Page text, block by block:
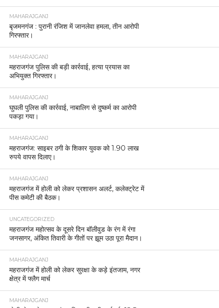
MAHARAJGANJ
बृजमनगंज : पुरानी रंजिश में जानलेवा हमला, तीन आरोपी
गिरफ्तार।
MAHARAJGANJ
महराजगंज पुलिस की बड़ी कार्रवाई, हत्या प्रयास का
अभियुक्त गिरफ्तार।
MAHARAJGANJ
घुघली पुलिस की कार्रवाई, नाबालिग से दुष्कर्म का आरोपी
पकड़ा गया।
MAHARAJGANJ
महराजगंज: साइबर ठगी के शिकार युवक को 1.90 लाख
रुपये वापस दिलाए।
MAHARAJGANJ
महराजगंज में होली को लेकर प्रशासन अलर्ट, कलेक्ट्रेट में
पीस कमेटी की बैठक।
UNCATEGORIZED
महराजगंज महोत्सव के दूसरे दिन बॉलीवुड के रंग में रंगा
जनसागर, अंकित तिवारी के गीतों पर झूम उठा पूरा मैदान।
MAHARAJGANJ
महराजगंज में होली को लेकर सुरक्षा के कड़े इंतजाम, नगर
क्षेत्र में फ्लैग मार्च
MAHARAJGANJ